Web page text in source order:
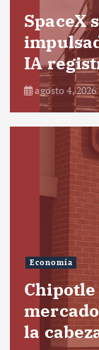
SpaceX
IA
agosto 4, 2026
Economía
la